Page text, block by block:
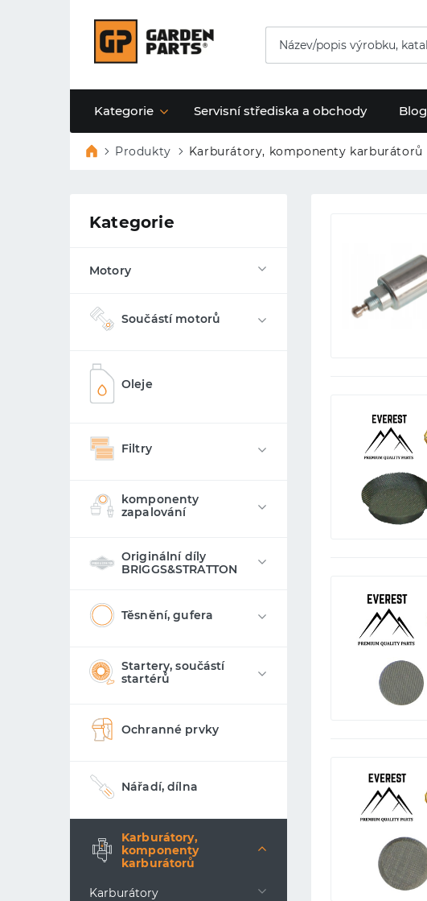
Kategorie Servisní střediska a obchody Blog
Produkty Karburátory, komponenty karburátorů
Kategorie
Motory
Součástí motorů
Oleje
Filtry
komponenty
zapalování
Originální díly
BRIGGS&STRATTON
Těsnění, gufera
Startery, součástí
startérů
Ochranné prvky
Nářadí, dílna
Karburátory,
komponenty
karburátorů
Karburátory